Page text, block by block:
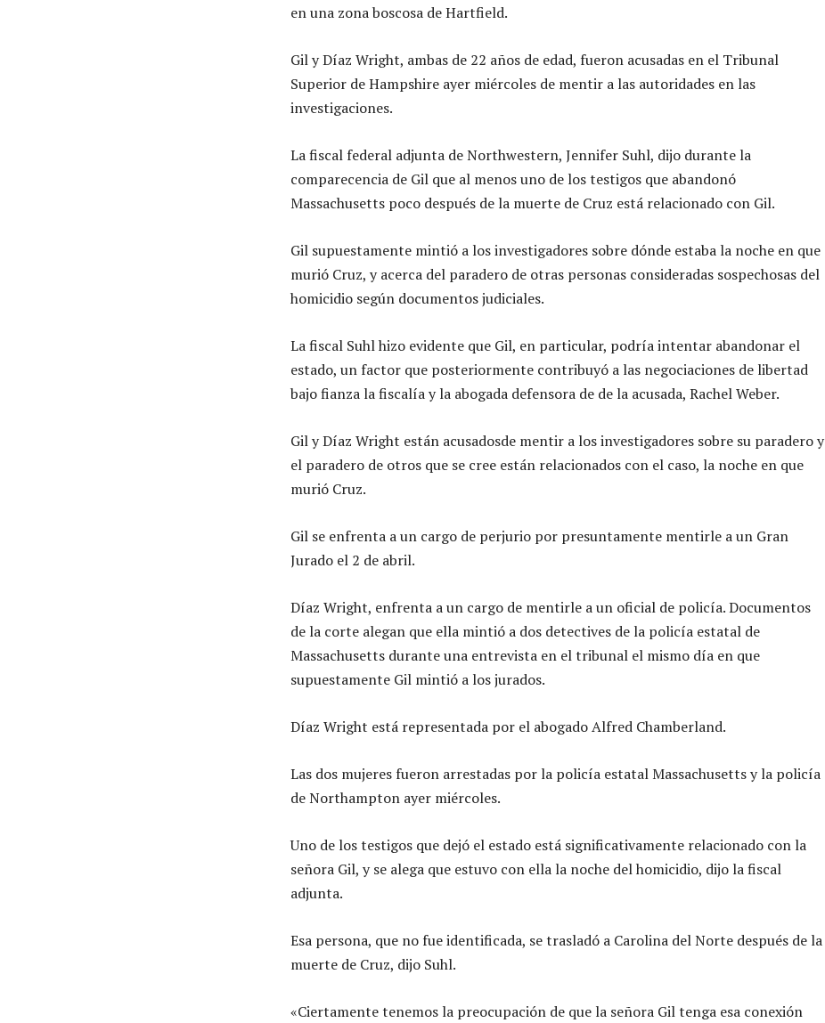
en una zona boscosa de Hartfield.
Gil y Díaz Wright, ambas de 22 años de edad, fueron acusadas en el Tribunal
Superior de Hampshire ayer miércoles de mentir a las autoridades en las
investigaciones.
La fiscal federal adjunta de Northwestern, Jennifer Suhl, dijo durante la
comparecencia de Gil que al menos uno de los testigos que abandonó
Massachusetts poco después de la muerte de Cruz está relacionado con Gil.
Gil supuestamente mintió a los investigadores sobre dónde estaba la noche en que
murió Cruz, y acerca del paradero de otras personas consideradas sospechosas del
homicidio según documentos judiciales.
La fiscal Suhl hizo evidente que Gil, en particular, podría intentar abandonar el
estado, un factor que posteriormente contribuyó a las negociaciones de libertad
bajo fianza la fiscalía y la abogada defensora de de la acusada, Rachel Weber.
Gil y Díaz Wright están acusadosde mentir a los investigadores sobre su paradero y
el paradero de otros que se cree están relacionados con el caso, la noche en que
murió Cruz.
Gil se enfrenta a un cargo de perjurio por presuntamente mentirle a un Gran
Jurado el 2 de abril.
Díaz Wright, enfrenta a un cargo de mentirle a un oficial de policía. Documentos
de la corte alegan que ella mintió a dos detectives de la policía estatal de
Massachusetts durante una entrevista en el tribunal el mismo día en que
supuestamente Gil mintió a los jurados.
Díaz Wright está representada por el abogado Alfred Chamberland.
Las dos mujeres fueron arrestadas por la policía estatal Massachusetts y la policía
de Northampton ayer miércoles.
Uno de los testigos que dejó el estado está significativamente relacionado con la
señora Gil, y se alega que estuvo con ella la noche del homicidio, dijo la fiscal
adjunta.
Esa persona, que no fue identificada, se trasladó a Carolina del Norte después de la
muerte de Cruz, dijo Suhl.
«Ciertamente tenemos la preocupación de que la señora Gil tenga esa conexión